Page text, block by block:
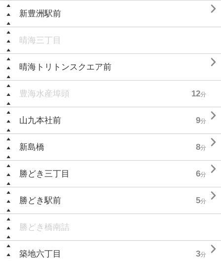
新豊洲駅前 
晴海三丁目
晴海トリトンスクエア前 
豊海水産埠頭 12分
山九本社前 9分 
新島橋 8分 
勝どき三丁目 6分 
勝どき駅前 5分 
勝どき橋南詰
築地六丁目 3分 